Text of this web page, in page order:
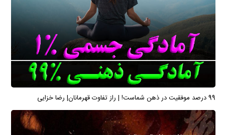
99 درصد موفقیت در ذهن شماست! | راز تفاوت قهرمانان| رضا خزایی